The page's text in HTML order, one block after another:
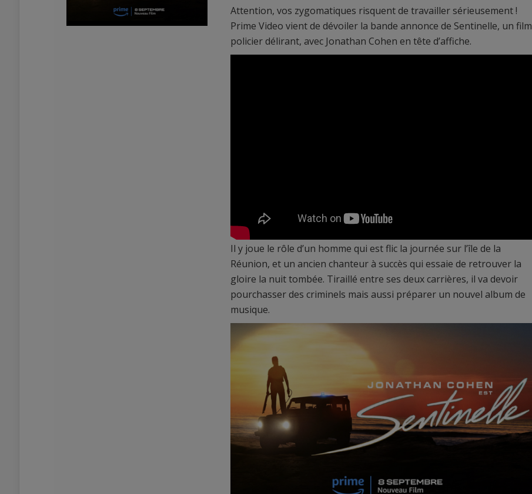
Attention, vos zygomatiques risquent de travailler sérieusement !
Prime Video vient de dévoiler la bande annonce de Sentinelle, un film
policier délirant, avec Jonathan Cohen en tête d’affiche.
Il y joue le rôle d’un homme qui est flic la journée sur l’île de la
Réunion, et un ancien chanteur à succès qui essaie de retrouver la
gloire la nuit tombée. Tiraillé entre ses deux carrières, il va devoir
pourchasser des criminels mais aussi préparer un nouvel album de
musique.